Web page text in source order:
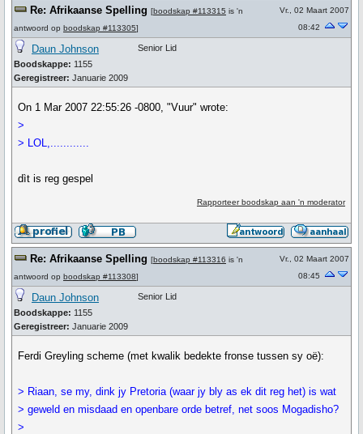
Re: Afrikaanse Spelling [boodskap #113315 is 'n
antwoord op boodskap #113305]
Vr., 02 Maart 2007
08:42
Daun Johnson
Boodskappe: 1155
Geregistreer: Januarie 2009
Senior Lid
On 1 Mar 2007 22:55:26 -0800, "Vuur" wrote:
>
> LOL,............
dìt is reg gespel
Rapporteer boodskap aan 'n moderator
Re: Afrikaanse Spelling [boodskap #113316 is 'n
antwoord op boodskap #113308]
Vr., 02 Maart 2007
08:45
Daun Johnson
Boodskappe: 1155
Geregistreer: Januarie 2009
Senior Lid
Ferdi Greyling scheme (met kwalik bedekte fronse tussen sy oë):
> Riaan, se my, dink jy Pretoria (waar jy bly as ek dit reg het) is wat
> geweld en misdaad en openbare orde betref, net soos Mogadisho?
>